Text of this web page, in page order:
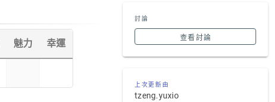
討論
查看討論
上次更新由
tzeng.yuxio
魅力 幸運